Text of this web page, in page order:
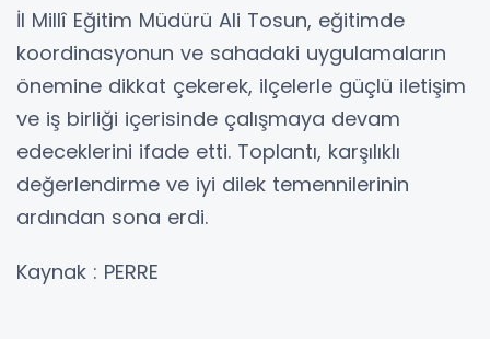
İl Millî Eğitim Müdürü Ali Tosun, eğitimde
koordinasyonun ve sahadaki uygulamaların
önemine dikkat çekerek, ilçelerle güçlü iletişim
ve iş birliği içerisinde çalışmaya devam
edeceklerini ifade etti. Toplantı, karşılıklı
değerlendirme ve iyi dilek temennilerinin
ardından sona erdi.
Kaynak : PERRE